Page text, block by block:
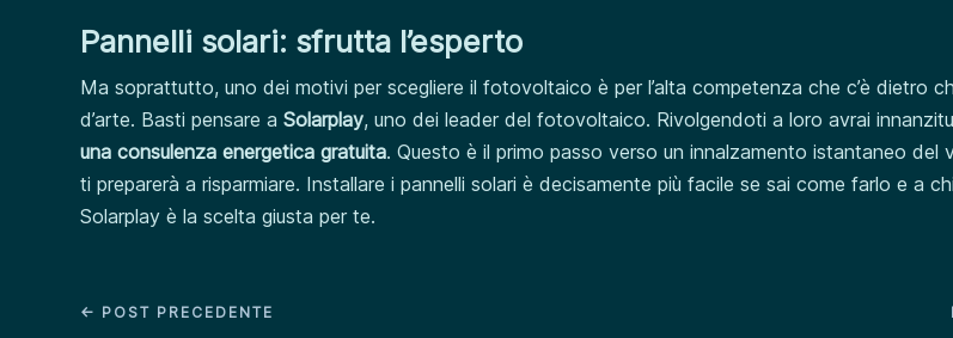
Pannelli solari: sfrutta l’esperto
Ma soprattutto, uno dei motivi per scegliere il fotovoltaico è per l’alta competenza che c’è dietro
d’arte. Basti pensare aSolarplay, uno dei leader del fotovoltaico. Rivolgendoti a loro avrai
una consulenza energetica gratuita. Questo è il primo passo verso un innalzamento istantaneo del
ti preparerà a risparmiare. Installare i pannelli solari è decisamente più facile se sai come farlo e a
Solarplay è la scelta giusta per te.
← POST PRECEDENTE